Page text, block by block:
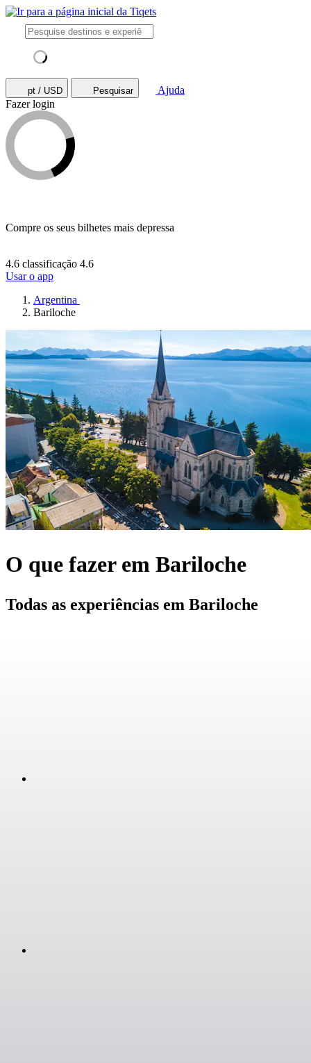
pt / USD Pesquisar
Ajuda
Fazer login
Compre os seus bilhetes mais depressa
4.6 classificação 4.6
Usar o app
Argentina
Bariloche
O que fazer em Bariloche
Todas as experiências em Bariloche